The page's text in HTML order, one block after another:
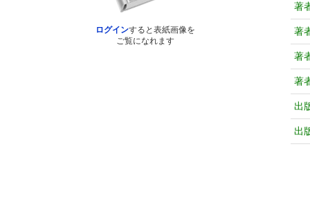
ログインすると表紙画像を
ご覧になれます
著
著
著
著
出
出